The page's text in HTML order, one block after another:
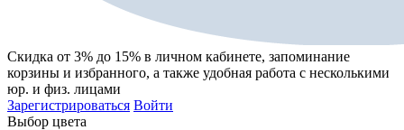
Скидка от 3% до 15% в личном кабинете, запоминание
корзины и избранного, а также удобная работа с несколькими
юр. и физ. лицами
Зарегистрироваться Войти
Выбор цвета